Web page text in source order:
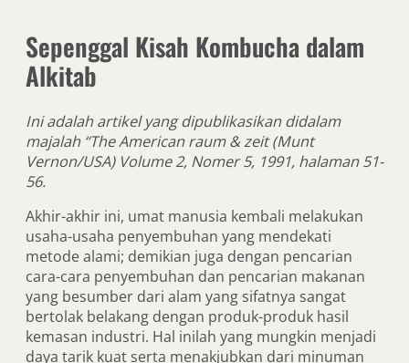
Sepenggal Kisah Kombucha dalam
Alkitab
Ini adalah artikel yang dipublikasikan didalam
majalah “The American raum & zeit (Munt
Vernon/USA) Volume 2, Nomer 5, 1991, halaman 51-
56.
Akhir-akhir ini, umat manusia kembali melakukan
usaha-usaha penyembuhan yang mendekati
metode alami; demikian juga dengan pencarian
cara-cara penyembuhan dan pencarian makanan
yang besumber dari alam yang sifatnya sangat
bertolak belakang dengan produk-produk hasil
kemasan industri. Hal inilah yang mungkin menjadi
daya tarik kuat serta menakjubkan dari minuman